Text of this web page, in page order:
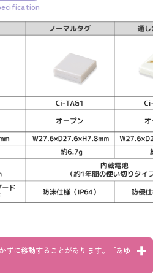
ずに移動することがあります。「あゆ